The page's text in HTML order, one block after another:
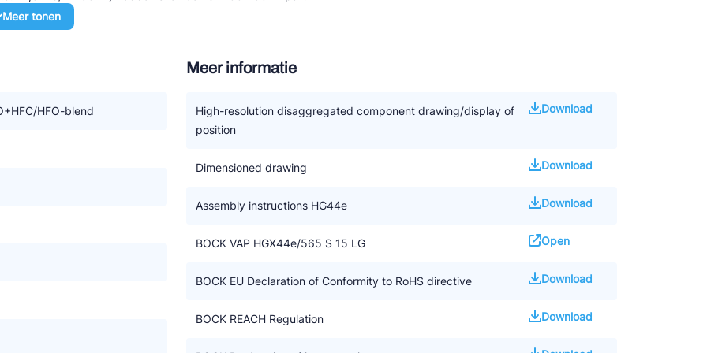
als HFC koudemiddelen
esterolie BOCKlub E85 worden gebruikt
met een frequentie omvormer
koudemiddelen (A1)
Meer tonen
HFO-blend
Meer informatie
High-resolution disaggregated component drawing/display of
position
Download
Dimensioned drawing Download
Assembly instructions HG44e Download
BOCK VAP HGX44e/565 S 15 LG Open
BOCK EU Declaration of Conformity to RoHS directive Download
BOCK REACH Regulation Download